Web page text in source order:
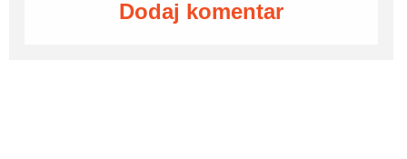
Dodaj komentar